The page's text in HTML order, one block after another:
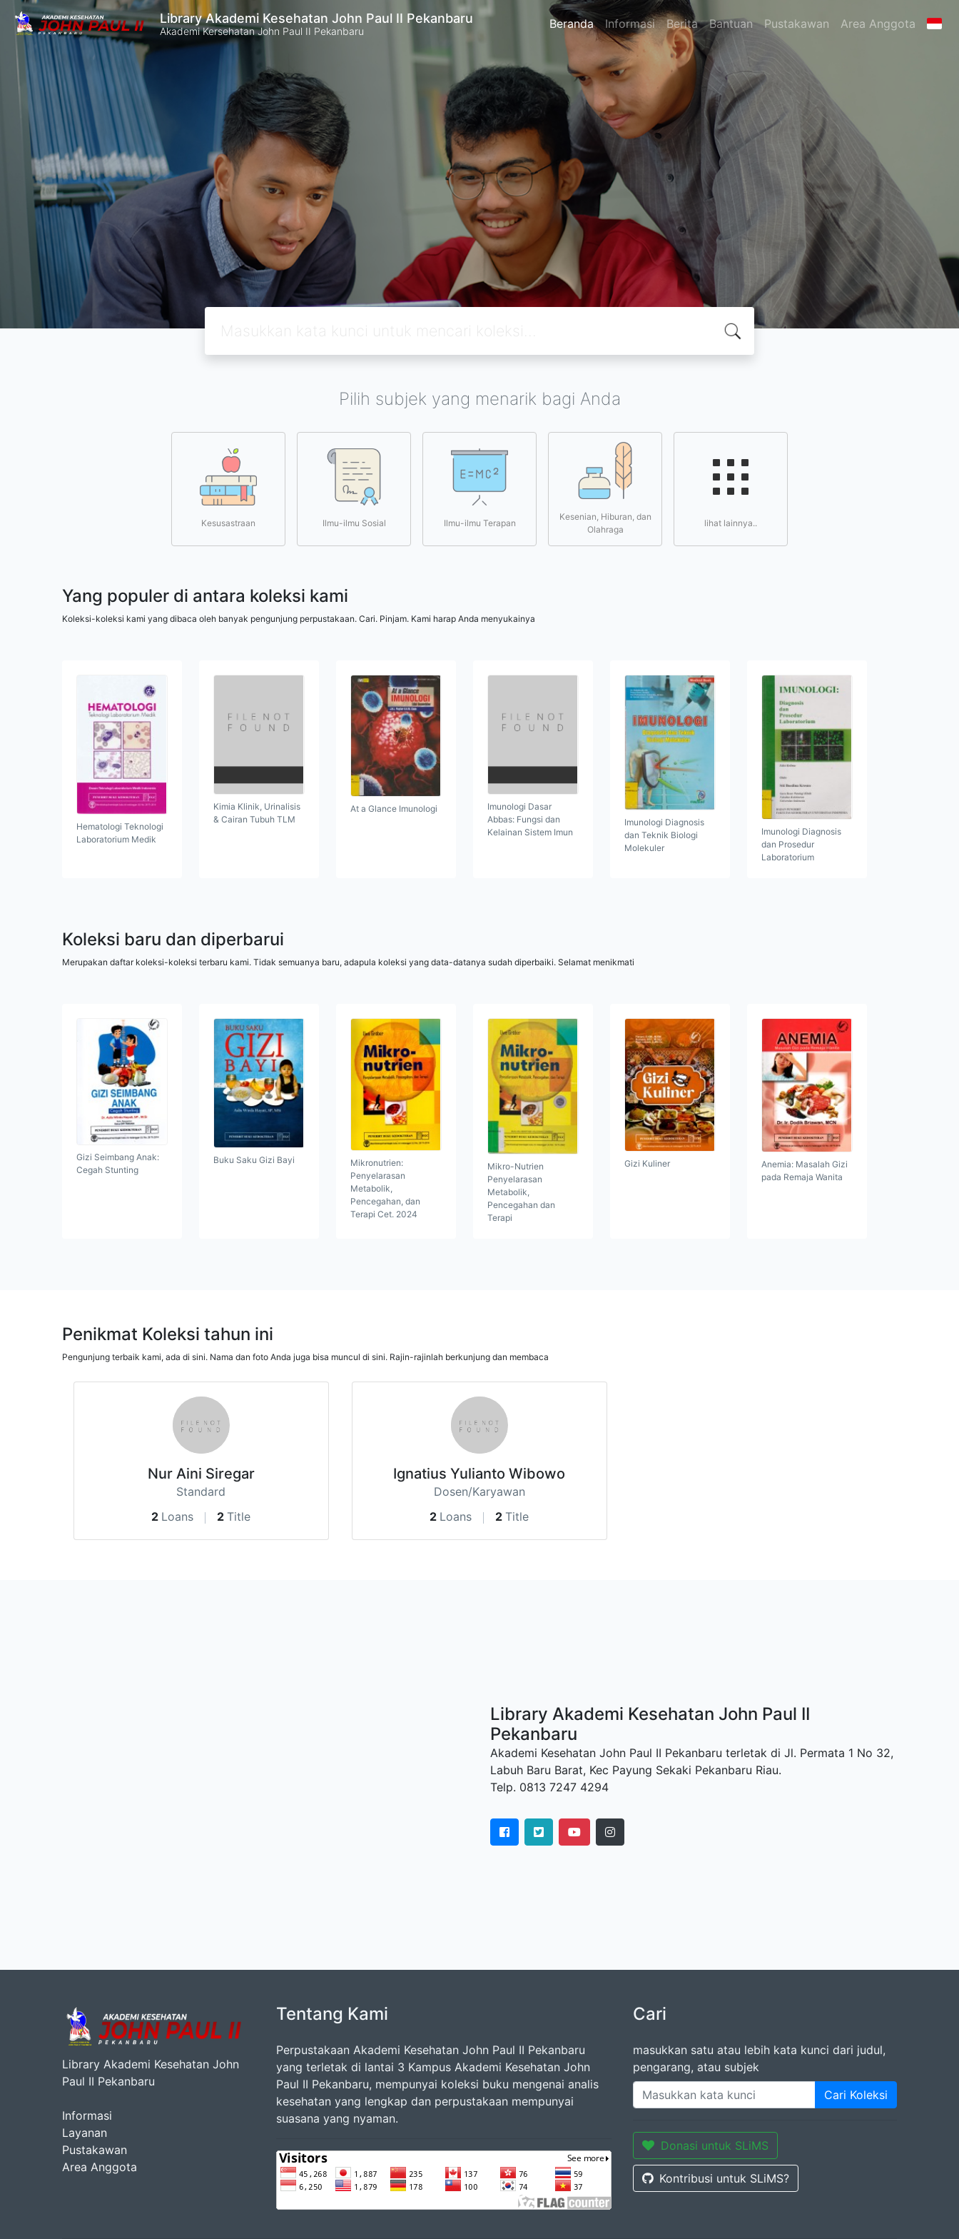
Library Akademi Kesehatan John Paul II Pekanbaru
Akademi Kersehatan John Paul II Pekanbaru Beranda Informasi Berita Bantuan Pustakawan Area Anggota
Pilih subjek yang menarik bagi Anda
Kesusastraan Ilmu-ilmu Sosial Ilmu-ilmu Terapan
Kesenian, Hiburan, dan
Olahraga
lihat lainnya..
Yang populer di antara koleksi kami
Koleksi-koleksi kami yang dibaca oleh banyak pengunjung perpustakaan. Cari. Pinjam. Kami harap Anda menyukainya
Hematologi Teknologi
Laboratorium Medik
Kimia Klinik, Urinalisis
& Cairan Tubuh TLM
At a Glance Imunologi
Imunologi Dasar
Abbas: Fungsi dan
Kelainan Sistem Imun
Imunologi Diagnosis
dan Teknik Biologi
Molekuler
Imunologi Diagnosis
dan Prosedur
Laboratorium
Koleksi baru dan diperbarui
Merupakan daftar koleksi-koleksi terbaru kami. Tidak semuanya baru, adapula koleksi yang data-datanya sudah diperbaiki. Selamat menikmati
Gizi Seimbang Anak:
Cegah Stunting
Buku Saku Gizi Bayi
Mikronutrien:
Penyelarasan
Metabolik,
Pencegahan, dan
Terapi Cet. 2024
Mikro-Nutrien
Penyelarasan
Metabolik,
Pencegahan dan
Terapi
Gizi Kuliner
Anemia: Masalah Gizi
pada Remaja Wanita
Penikmat Koleksi tahun ini
Pengunjung terbaik kami, ada di sini. Nama dan foto Anda juga bisa muncul di sini. Rajin-rajinlah berkunjung dan membaca
Nur Aini Siregar
Standard
2 Loans 2 Title
Ignatius Yulianto Wibowo
Dosen/Karyawan
2 Loans 2 Title
Library Akademi Kesehatan John Paul II
Pekanbaru
Akademi Kesehatan John Paul II Pekanbaru terletak di Jl. Permata 1 No 32,
Labuh Baru Barat, Kec Payung Sekaki Pekanbaru Riau.
Telp. 0813 7247 4294
Library Akademi Kesehatan John
Paul II Pekanbaru
Informasi
Layanan
Pustakawan
Area Anggota
Tentang Kami
Perpustakaan Akademi Kesehatan John Paul II Pekanbaru
yang terletak di lantai 3 Kampus Akademi Kesehatan John
Paul II Pekanbaru, mempunyai koleksi buku mengenai analis
kesehatan yang lengkap dan perpustakaan mempunyai
suasana yang nyaman.
Cari
masukkan satu atau lebih kata kunci dari judul,
pengarang, atau subjek
Cari Koleksi
Donasi untuk SLiMS
Kontribusi untuk SLiMS?